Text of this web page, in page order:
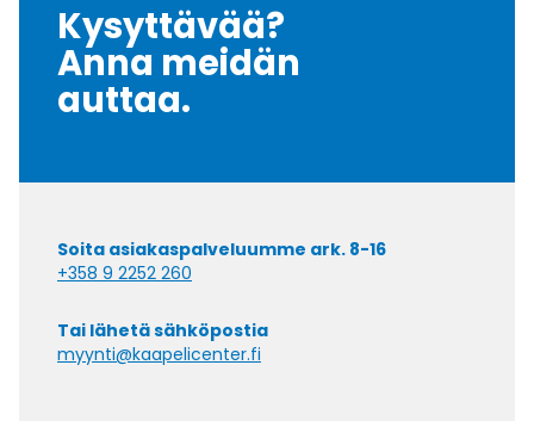
Kysyttävää?
Anna meidän
auttaa.
Soita asiakaspalveluumme ark. 8-16
+358 9 2252 260
Tai lähetä sähköpostia
myynti@kaapelicenter.fi